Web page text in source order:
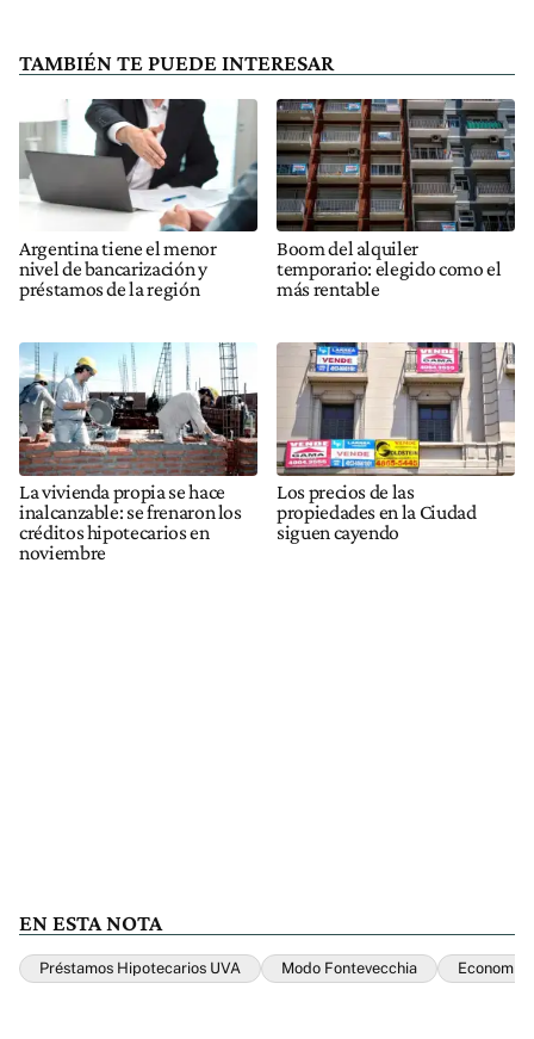
TAMBIÉN TE PUEDE INTERESAR
Argentina tiene el menor
nivel de bancarización y
préstamos de la región
Boom del alquiler
temporario: elegido como el
más rentable
La vivienda propia se hace
inalcanzable: se frenaron los
créditos hipotecarios en
noviembre
Los precios de las
propiedades en la Ciudad
siguen cayendo
EN ESTA NOTA
Préstamos Hipotecarios UVA Modo Fontevecchia Economía